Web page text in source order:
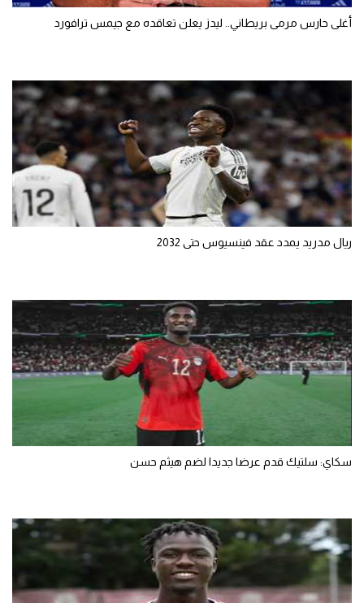
أغلى حارس مرمى بريطاني.. ليدز يعلن تعاقده مع جيمس ترافورد
ريال مدريد يمدد عقد فينسيوس حتى 2032
سكاي: سلتيك قدم عرضا جديدا لضم هيثم حسن